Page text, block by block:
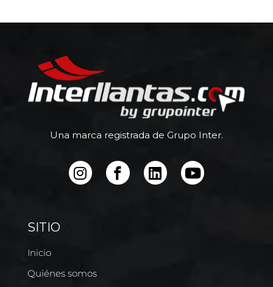
Una marca registrada de Grupo Inter.
SITIO
Inicio
Quiénes somos